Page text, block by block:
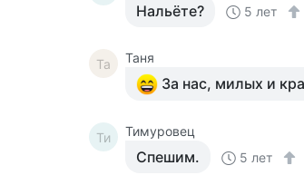
Нальёте? 5 лет
Та Таня
За нас, милых и
Ти Тимуровец
Спешим. 5 лет